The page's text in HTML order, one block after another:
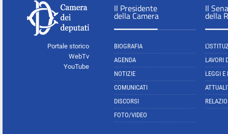
Portale storico
WebTv
YouTube
Il Presidente
della Camera
BIOGRAFIA
AGENDA
NOTIZIE
COMUNICATI
DISCORSI
FOTO/VIDEO
Il
della
LAVORI
LEGGI E